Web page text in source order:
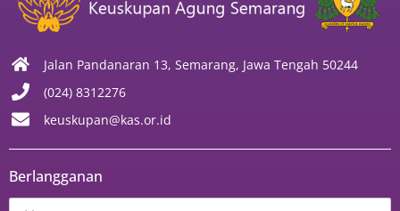
Jalan Pandanaran 13, Semarang, Jawa Tengah 50244
(024) 8312276
keuskupan@kas.or.id
Berlangganan